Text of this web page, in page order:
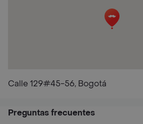
Calle 129#45-56, Bogotá
Preguntas frecuentes